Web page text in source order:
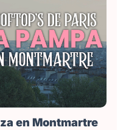
en Montmartre